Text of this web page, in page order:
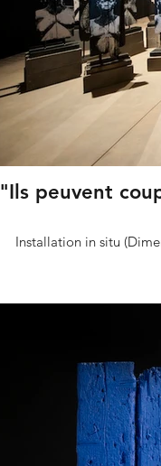
"Ils peuvent
Installation in situ